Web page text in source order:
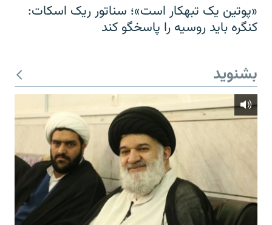
«پوتین یک تبهکار است»؛ سناتور ریک اسکات:
کنگره باید روسیه را پاسخگو کند
بشنوید